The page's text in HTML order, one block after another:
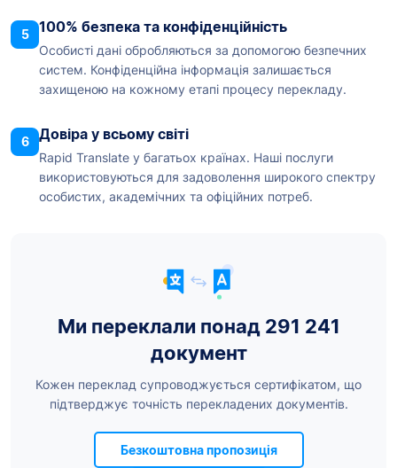
5 100% безпека та конфіденційність
Особисті дані обробляються за допомогою безпечних
систем. Конфіденційна інформація залишається
захищеною на кожному етапі процесу перекладу.
6 Довіра у всьому світі
Rapid Translate у багатьох країнах. Наші послуги
використовуються для задоволення широкого спектру
особистих, академічних та офіційних потреб.
Ми переклали понад 291 241
документ
Кожен переклад супроводжується сертифікатом, що
підтверджує точність перекладених документів.
Безкоштовна пропозиція